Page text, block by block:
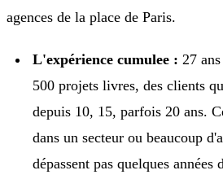
agences de la place de Paris.
L'expérience cumulee : 27
500 projets livres, des clients
depuis 10, 15, parfois 20 ans.
dans un secteur ou beaucoup
dépassent pas quelques années